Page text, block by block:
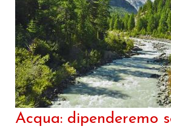
Acqua: dipenderemo